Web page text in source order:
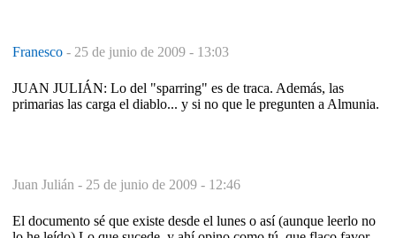
Franesco - 25 de junio de 2009 - 13:03
JUAN JULIÁN: Lo del "sparring" es de traca. Además, las
primarias las carga el diablo... y si no que le pregunten a Almunia.
Juan Julián - 25 de junio de 2009 - 12:46
El documento sé que existe desde el lunes o así (aunque leerlo no